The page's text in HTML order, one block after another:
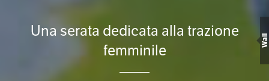
Una serata dedicata alla trazione
femminile
Wall